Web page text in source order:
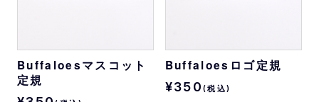
Buffaloesマスコット
定規
Buffaloesロゴ定規
¥350(税込)